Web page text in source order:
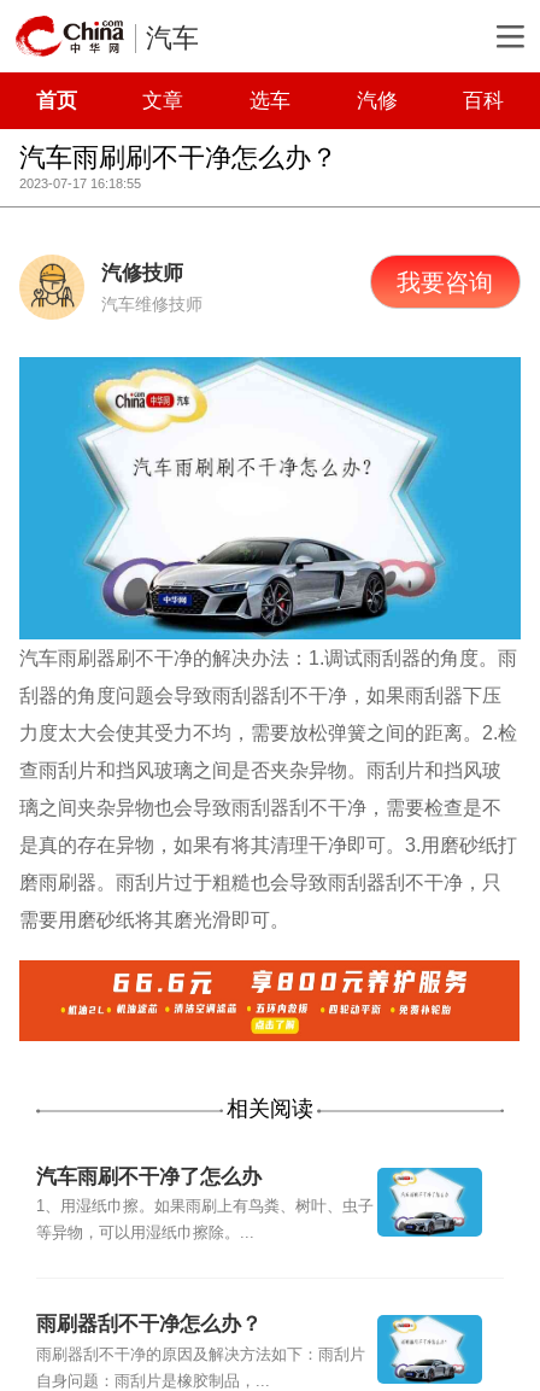
汽车
首页 文章 选车 汽修 百科
汽车雨刷刷不干净怎么办？
2023-07-17 16:18:55
汽修技师
汽车维修技师
我要咨询
汽车雨刷器刷不干净的解决办法：1.调试雨刮器的角度。雨
刮器的角度问题会导致雨刮器刮不干净，如果雨刮器下压
力度太大会使其受力不均，需要放松弹簧之间的距离。2.检
查雨刮片和挡风玻璃之间是否夹杂异物。雨刮片和挡风玻
璃之间夹杂异物也会导致雨刮器刮不干净，需要检查是不
是真的存在异物，如果有将其清理干净即可。3.用磨砂纸打
磨雨刷器。雨刮片过于粗糙也会导致雨刮器刮不干净，只
需要用磨砂纸将其磨光滑即可。
相关阅读
汽车雨刷不干净了怎么办
1、用湿纸巾擦。如果雨刷上有鸟粪、树叶、虫子
等异物，可以用湿纸巾擦除。...
雨刷器刮不干净怎么办？
雨刷器刮不干净的原因及解决方法如下：雨刮片
自身问题：雨刮片是橡胶制品，...